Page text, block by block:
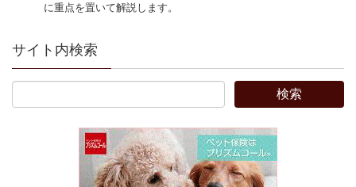
に重点を置いて解説します。
サイト内検索